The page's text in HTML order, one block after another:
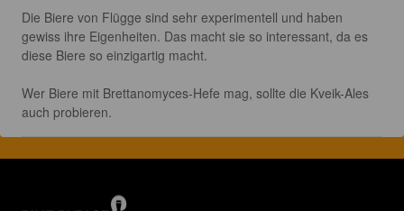
Die Biere von Flügge sind sehr experimentell und haben
gewiss ihre Eigenheiten. Das macht sie so interessant, da es
diese Biere so einzigartig macht.
Wer Biere mit Brettanomyces-Hefe mag, sollte die Kveik-Ales
auch probieren.